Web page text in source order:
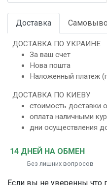
Доставка
ДОСТАВКА ПО УКРАИНЕ
За ваш счет
Нова пошта
Наложенный платеж
ДОСТАВКА ПО КИЕВУ
стоимость доставки
оплата наличными
дни осуществления
14 ДНЕЙ НА ОБМЕН
Без лишних вопросов
Если вы не уверенны что